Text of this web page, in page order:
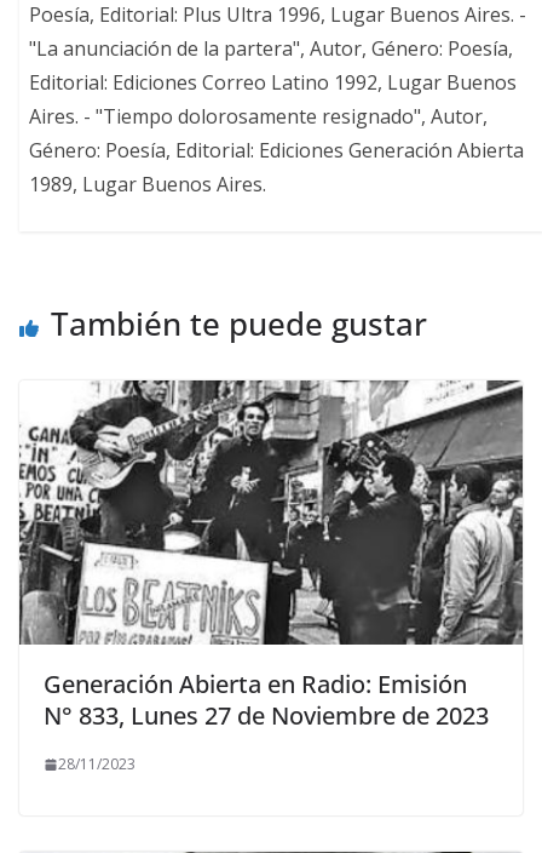
Poesía, Editorial: Plus Ultra 1996, Lugar Buenos Aires. -
"La anunciación de la partera", Autor, Género: Poesía,
Editorial: Ediciones Correo Latino 1992, Lugar Buenos
Aires. - "Tiempo dolorosamente resignado", Autor,
Género: Poesía, Editorial: Ediciones Generación Abierta
1989, Lugar Buenos Aires.
También te puede gustar
Generación Abierta en Radio: Emisión
N° 833, Lunes 27 de Noviembre de 2023
28/11/2023